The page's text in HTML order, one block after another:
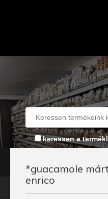
keressen a
*guacamole
enrico